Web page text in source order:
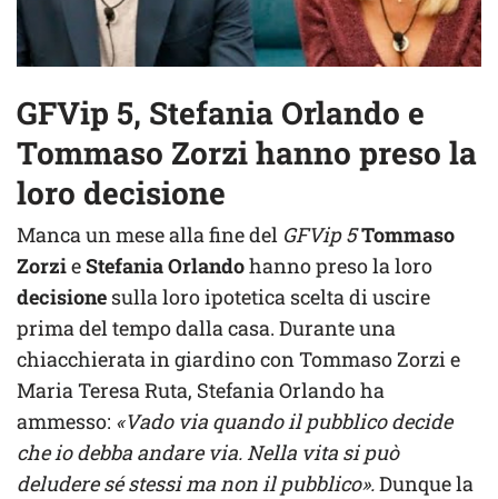
GFVip 5, Stefania Orlando e
Tommaso Zorzi hanno preso la
loro decisione
Manca un mese alla fine del GFVip 5Tommaso
ZorzieStefania Orlandohanno preso la loro
decisione sulla loro ipotetica scelta di uscire
prima del tempo dalla casa. Durante una
chiacchierata in giardino con Tommaso Zorzi e
Maria Teresa Ruta, Stefania Orlando ha
ammesso: «Vado via quando il pubblico decide
che io debba andare via. Nella vita si può
deludere sé stessi ma non il pubblico».Dunque la